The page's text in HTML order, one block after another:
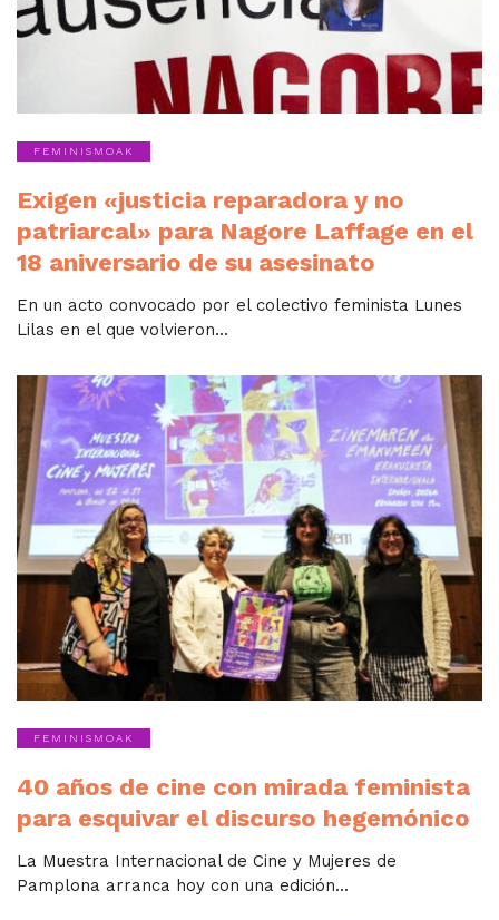
FEMINISMOAK
Exigen «justicia reparadora y no
patriarcal» para Nagore Laffage en el
18 aniversario de su asesinato
En un acto convocado por el colectivo feminista Lunes
Lilas en el que volvieron...
FEMINISMOAK
40 años de cine con mirada feminista
para esquivar el discurso hegemónico
La Muestra Internacional de Cine y Mujeres de
Pamplona arranca hoy con una edición...